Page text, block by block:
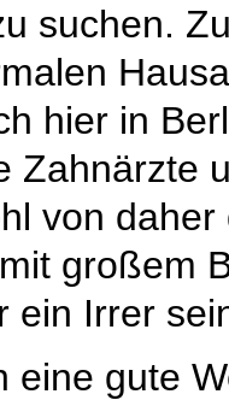
suchen.
hier in
Zahnärzte
von
großem
ein Irrer
eine gute